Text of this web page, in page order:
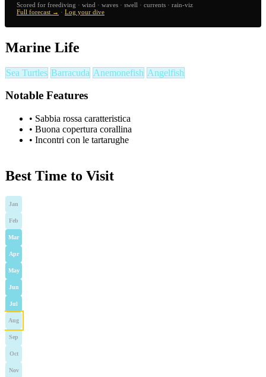
Scored for freediving · wind · waves · swell · currents · rain-viz
Full forecast → · Log your dive
Marine Life
Sea Turtles Barracuda Anemonefish Angelfish
Notable Features
• Sabbia rossa caratteristica
• Buona copertura corallina
• Incontri con le tartarughe
Best Time to Visit
Jan
Feb
Mar
Apr
May
Jun
Jul
Aug
Sep
Oct
Nov